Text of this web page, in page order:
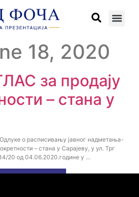
18, 2020
за продају
– стана у
о расписивању јавног надметања-
– стана у Сарајеву, у ул. Трг
20 од 04.06.2020.године у …